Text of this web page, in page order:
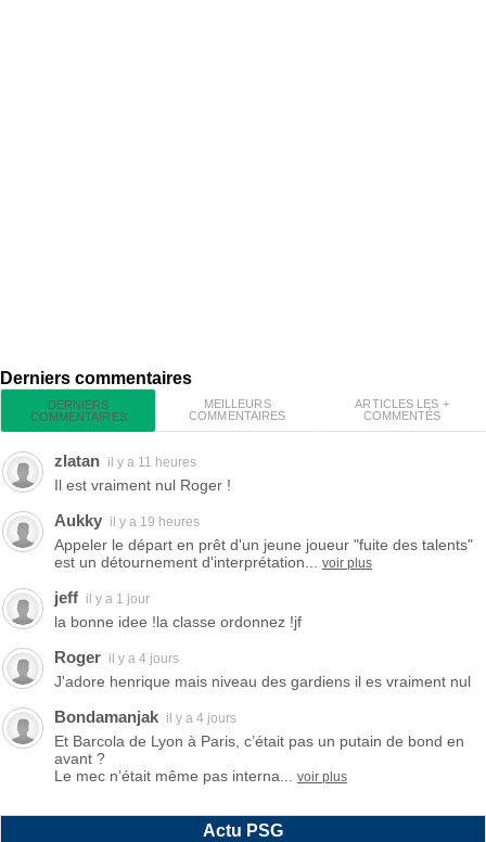
Derniers commentaires
DERNIERS
COMMENTAIRES
MEILLEURS
COMMENTAIRES
ARTICLES LES +
COMMENTÉS
zlatan il y a 11 heures
Il est vraiment nul Roger !
Aukky il y a 19 heures
Appeler le départ en prêt d'un jeune joueur "fuite des talents"
est un détournement d'interprétation...
voir plus
jeff il y a 1 jour
la bonne idee !la classe ordonnez !jf
Roger il y a 4 jours
J'adore henrique mais niveau des gardiens il es vraiment nul
Bondamanjak il y a 4 jours
Et Barcola de Lyon à Paris, c’était pas un putain de bond en
avant ?
Le mec n’était même pas interna...
voir plus
Actu PSG